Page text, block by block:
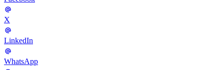
X
LinkedIn
WhatsApp